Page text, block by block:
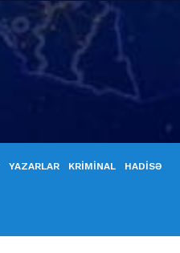
YAZARLAR KRİMİNAL HADİSƏ